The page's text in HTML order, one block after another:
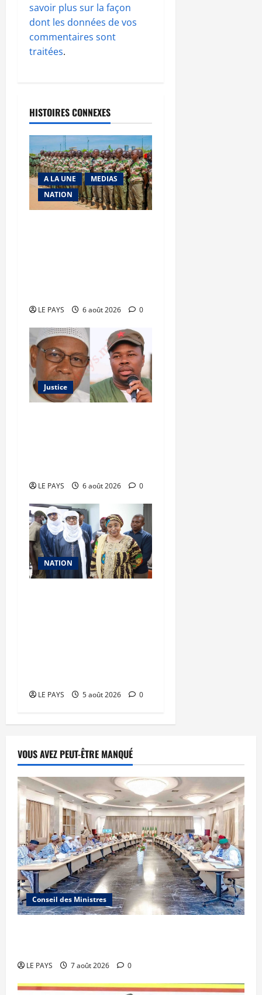
savoir plus sur la façon
dont les données de vos
commentaires sont
traitées.
HISTOIRES CONNEXES
A LA UNE
MEDIAS
NATION
LE PAYS 6 août 2026 0
Justice
LE PAYS 6 août 2026 0
NATION
LE PAYS 5 août 2026 0
VOUS AVEZ PEUT-ÊTRE MANQUÉ
Conseil des Ministres
LE PAYS 7 août 2026 0